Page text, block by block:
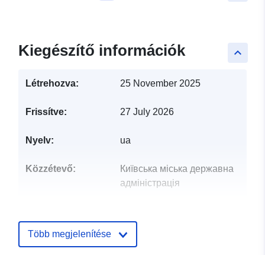
keyboard_arrow_up
Kiegészítő információk
Létrehozva: 25 November 2025
Frissítve: 27 July 2026
Nyelv: ua
Közzétevő:
Київська міська державна
адміністрація
pontok:
E-mail:
mailto:it_pechrda@kyivcity.gov.ua
Több megjelenítése